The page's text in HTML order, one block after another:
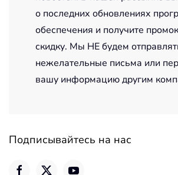
о последних обновлениях
обеспечения и получите
скидку. Мы НЕ будем
нежелательные письма или
вашу информацию другим
Подписывайтесь на нас